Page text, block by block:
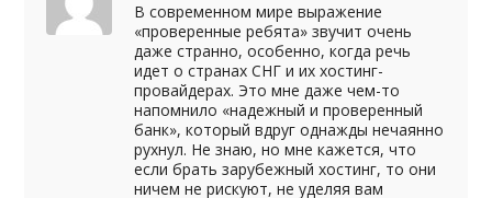
В современном мире выражение
«проверенные ребята» звучит очень
даже странно, особенно, когда речь
идет о странах СНГ и их хостинг-
провайдерах. Это мне даже чем-то
напомнило «надежный и проверенный
банк», который вдруг однажды нечаянно
рухнул. Не знаю, но мне кажется, что
если брать зарубежный хостинг, то они
ничем не рискуют, не уделяя вам